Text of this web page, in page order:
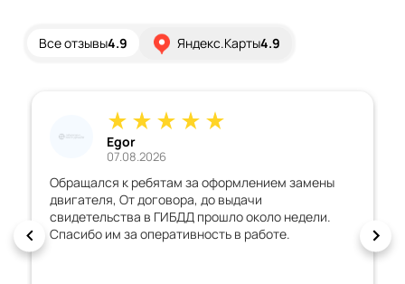
Все отзывы4.9 Яндекс.Карты4.9
замены
недели.
Хорошая организация, всё грамотно
всегда на связи, документы быстро
машину с внесенными изменениями
зарегистрировали с первого раза.